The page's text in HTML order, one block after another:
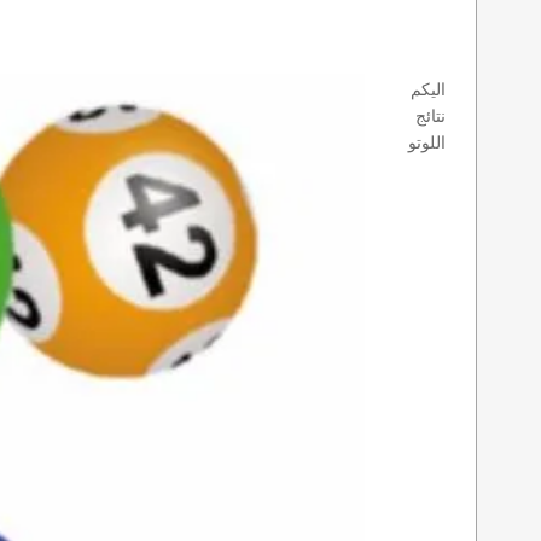
اليكم
نتائج
اللوتو